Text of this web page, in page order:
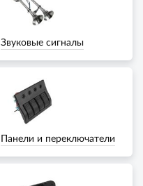
Звуковые сигналы
Панели и переключатели